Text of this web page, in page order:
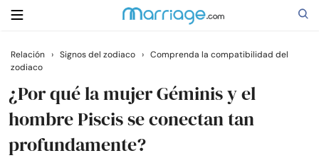
Buscar
Casarse
Relación › Signos del zodiaco › Comprenda la compatibilidad del
zodiaco
¿Por qué la mujer Géminis y el
hombre Piscis se conectan tan
profundamente?